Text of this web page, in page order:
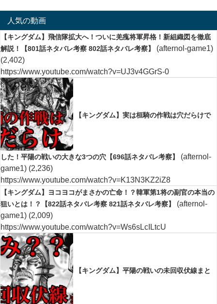
人気の動画
【キングダム】飛信隊拡大へ！ついに羌瘣将軍昇格！新組織図を徹底
解説！【801話ネタバレ考察 802話ネタバレ考察】
(afternol-game1)
(2,402)
https://www.youtube.com/watch?v=UJ3v4GGrS-0
【キングダム】実は桓騎の作戦は穴だらけで
した！平陽の戦いの大きな3つの穴【696話ネタバレ考察】
(afternol-
game1) (2,236)
https://www.youtube.com/watch?v=K13N3KZ2iZ8
【キングダム】ヨコヨコがまさかの亡命！？韓軍第1将の副官の本当の
狙いとは！？【822話ネタバレ考察 821話ネタバレ考察】
(afternol-
game1) (2,009)
https://www.youtube.com/watch?v=Ws6sLcILtcU
【キングダム】平陽の戦いの未回収伏線まと